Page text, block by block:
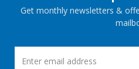
Get monthly newsletters &